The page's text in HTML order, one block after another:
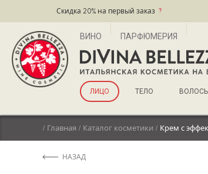
Скидка 20% на первый заказ ?
ВИНО ПАРФЮМЕРИЯ
ЛИЦО ТЕЛО ВОЛОСЫ
/ Главная / Каталог косметики / Крем с
НАЗАД